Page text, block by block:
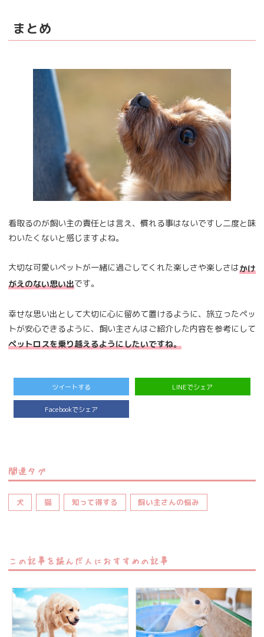
まとめ
看取るのが飼い主の責任とは言え、慣れる事はないですし二度と味
わいたくないと感じますよね。
大切な可愛いペットが一緒に過ごしてくれた楽しさや楽しさはかけ
がえのない思い出です。
幸せな思い出として大切に心に留めて置けるように、旅立ったペッ
トが安心できるように、飼い主さんはご紹介した内容を参考にして
ペットロスを乗り越えるようにしたいですね。
ツイートする LINEでシェア
Facebookでシェア
関連タグ
犬 猫 知って得する 飼い主さんの悩み
この記事を読んだ人におすすめの記事